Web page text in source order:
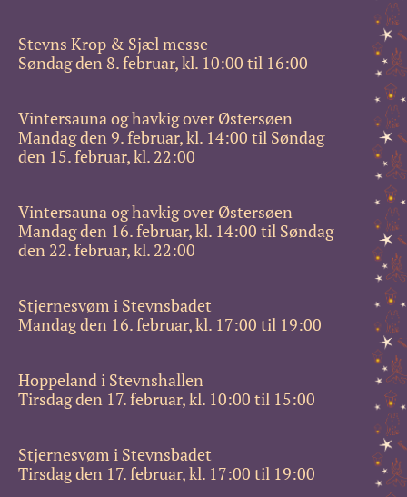
Stevns Krop & Sjæl messe
Søndag den 8. februar, kl. 10:00 til 16:00
Vintersauna og havkig over Østersøen
Mandag den 9. februar, kl. 14:00 til Søndag
den 15. februar, kl. 22:00
Vintersauna og havkig over Østersøen
Mandag den 16. februar, kl. 14:00 til Søndag
den 22. februar, kl. 22:00
Stjernesvøm i Stevnsbadet
Mandag den 16. februar, kl. 17:00 til 19:00
Hoppeland i Stevnshallen
Tirsdag den 17. februar, kl. 10:00 til 15:00
Stjernesvøm i Stevnsbadet
Tirsdag den 17. februar, kl. 17:00 til 19:00